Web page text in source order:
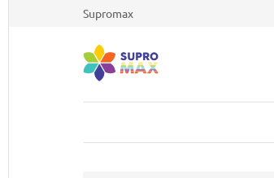
Supromax